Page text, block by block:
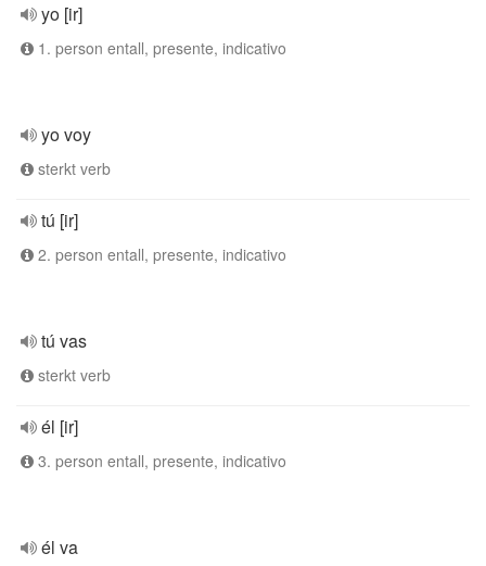
yo [ir]
1. person entall, presente, indicativo
yo voy
sterkt verb
tú [ir]
2. person entall, presente, indicativo
tú vas
sterkt verb
él [ir]
3. person entall, presente, indicativo
él va